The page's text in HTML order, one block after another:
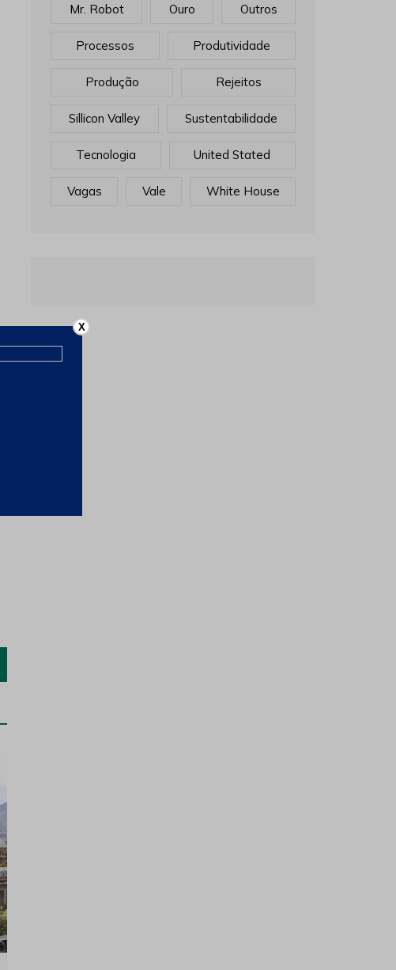
Mr. Robot Ouro Outros
Processos Produtividade
Produção Rejeitos
Sillicon Valley Sustentabilidade
Tecnologia United Stated
Vagas Vale White House
X